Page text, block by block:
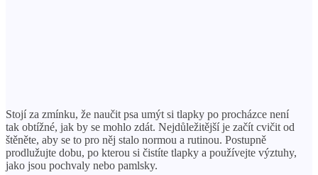
Stojí za zmínku, že naučit psa umýt si tlapky po procházce není
tak obtížné, jak by se mohlo zdát. Nejdůležitější je začít cvičit od
štěněte, aby se to pro něj stalo normou a rutinou. Postupně
prodlužujte dobu, po kterou si čistíte tlapky a používejte výztuhy,
jako jsou pochvaly nebo pamlsky.